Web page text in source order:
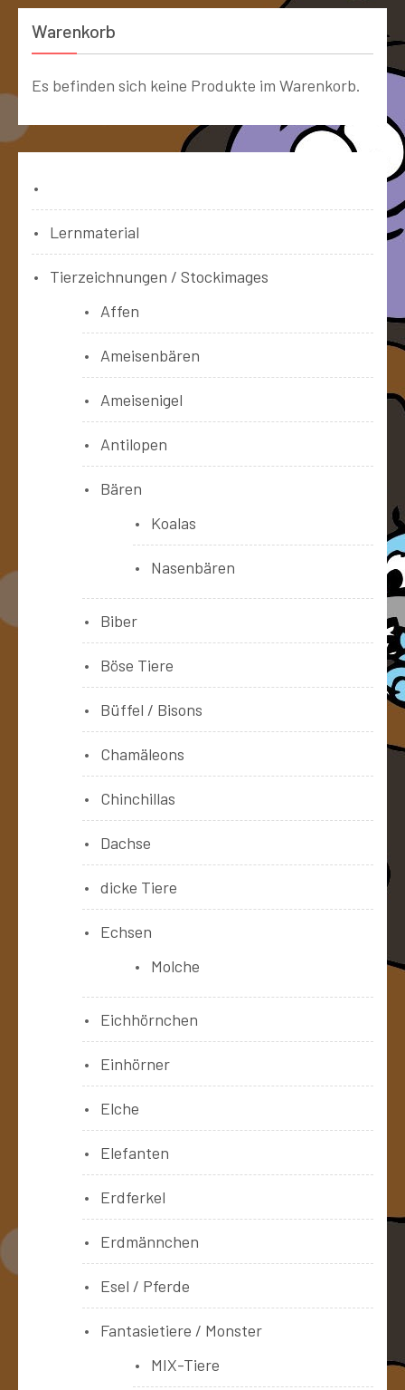
Warenkorb
Es befinden sich keine Produkte im Warenkorb.
Lernmaterial
Tierzeichnungen / Stockimages
Affen
Ameisenbären
Ameisenigel
Antilopen
Bären
Koalas
Nasenbären
Biber
Böse Tiere
Büffel / Bisons
Chamäleons
Chinchillas
Dachse
dicke Tiere
Echsen
Molche
Eichhörnchen
Einhörner
Elche
Elefanten
Erdferkel
Erdmännchen
Esel / Pferde
Fantasietiere / Monster
MIX-Tiere